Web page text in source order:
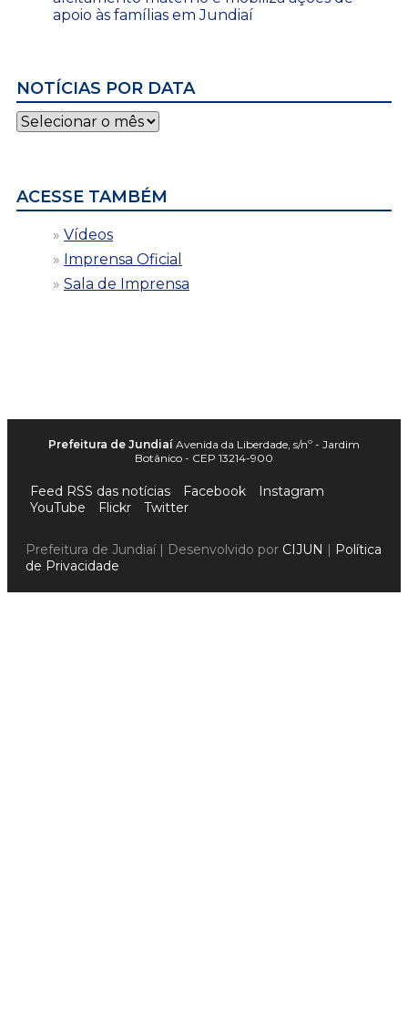
apoio às famílias em Jundiaí
NOTÍCIAS POR DATA
Notícias
por
ACESSE TAMBÉM
Vídeos
Imprensa Oficial
Sala de Imprensa
Prefeitura de Jundiaí Avenida da Liberdade, s/nº - Jardim
Botânico - CEP 13214-900
Feed RSS das notícias Facebook
Instagram
YouTube
Flickr Twitter
Prefeitura de Jundiaí | Desenvolvido por CIJUN | Política
de Privacidade